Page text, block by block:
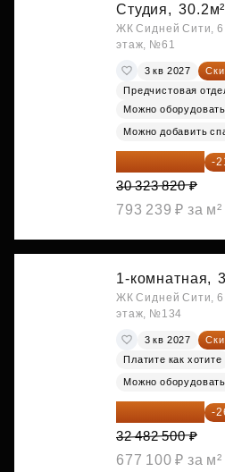
Студия, 30.2м²
ЖК Сидней Сити,
этаж, №61
3 кв 2027
Предчистовая
Можно
Можно добавить
23 955 818 ₽ -
30 323 820 ₽
793 239 ₽ за м²
1-комнатная,
ЖК Сидней Сити,
этаж, №134
3 кв 2027
Платите как хотите
Можно
24 037 050 ₽ -
32 482 500 ₽
677 100 ₽ за м²